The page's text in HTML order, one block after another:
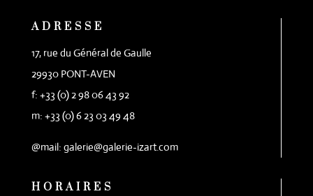
ADRESSE
17, rue du Général de Gaulle
29930 PONT-AVEN
f: +33 (0) 2 98 06 43 92
m: +33 (0) 6 23 03 49 48
@mail: galerie@galerie-izart.com
HORAIRES